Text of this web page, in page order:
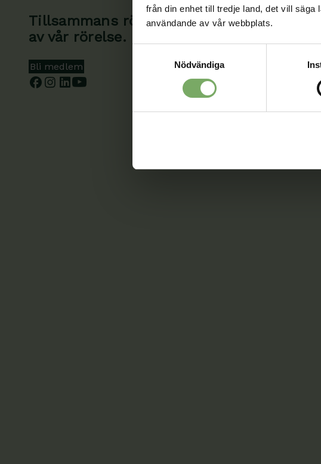
från din enhet till tredje land, det vill
användande av vår webbplats.
Nödvändiga
Tillsammans rör vi oss framåt. Du är en
av vår rörelse.
Bli medlem